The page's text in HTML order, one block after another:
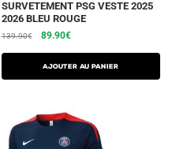
SURVETEMENT PSG VESTE 2025
2026 BLEU ROUGE
139.90€
Le
initial
était :
89.90€Le
actuel
est :
AJOUTER AU PANIER
Ce
produit
a
plusieurs
variations.
options
peuvent